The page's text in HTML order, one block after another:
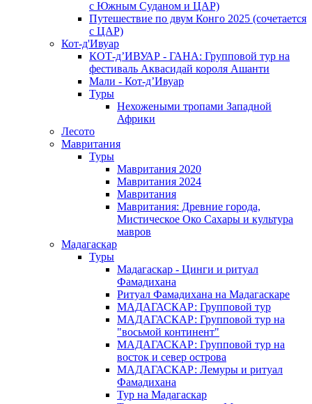
с Южным Суданом и ЦАР)
Путешествие по двум Конго 2025 (сочетается
с ЦАР)
Кот-д'Ивуар
КОТ-д’ИВУАР - ГАНА: Групповой тур на
фестиваль Аквасидай короля Ашанти
Мали - Кот-д’Ивуар
Туры
Нехожеными тропами Западной
Африки
Лесото
Мавритания
Туры
Мавритания 2020
Мавритания 2024
Мавритания
Мавритания: Древние города,
Мистическое Око Сахары и культура
мавров
Мадагаскар
Туры
Мадагаскар - Цинги и ритуал
Фамадихана
Ритуал Фамадихана на Мадагаскаре
МАДАГАСКАР: Групповой тур
МАДАГАСКАР: Групповой тур на
"восьмой континент"
МАДАГАСКАР: Групповой тур на
восток и север острова
МАДАГАСКАР: Лемуры и ритуал
Фамадихана
Тур на Мадагаскар